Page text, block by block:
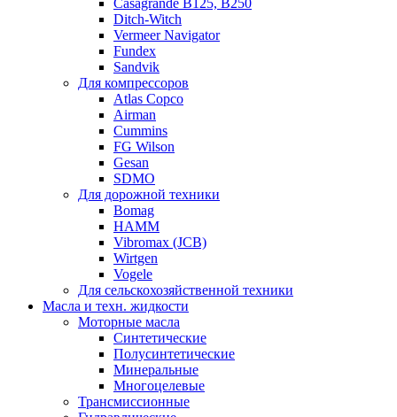
Ditch-Witch
Vermeer Navigator
Fundex
Sandvik
Для компрессоров
Atlas Copco
Airman
Cummins
FG Wilson
Gesan
SDMO
Для дорожной техники
Bomag
HAMM
Vibromax (JCB)
Wirtgen
Vogele
Для сельскохозяйственной техники
Масла и техн. жидкости
Моторные масла
Синтетические
Полусинтетические
Минеральные
Многоцелевые
Трансмиссионные